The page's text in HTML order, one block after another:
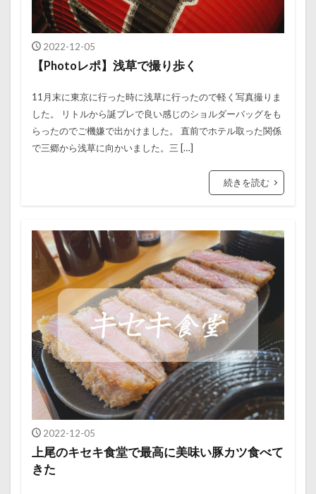
2022-12-05
【Photoレポ】浅草で撮り歩く
11月末に東京に行った時に浅草に行ったので軽く写真撮りま
した。 リトルから誕プレで良い感じのショルダーバッグをも
らったのでご機嫌で出かけました。 直前でホテル取った関係
で三郷から浅草に向かいました。三 […]
続きを読む
2022-12-05
上尾のキセキ食堂で最高に美味い豚カツ食べて
きた